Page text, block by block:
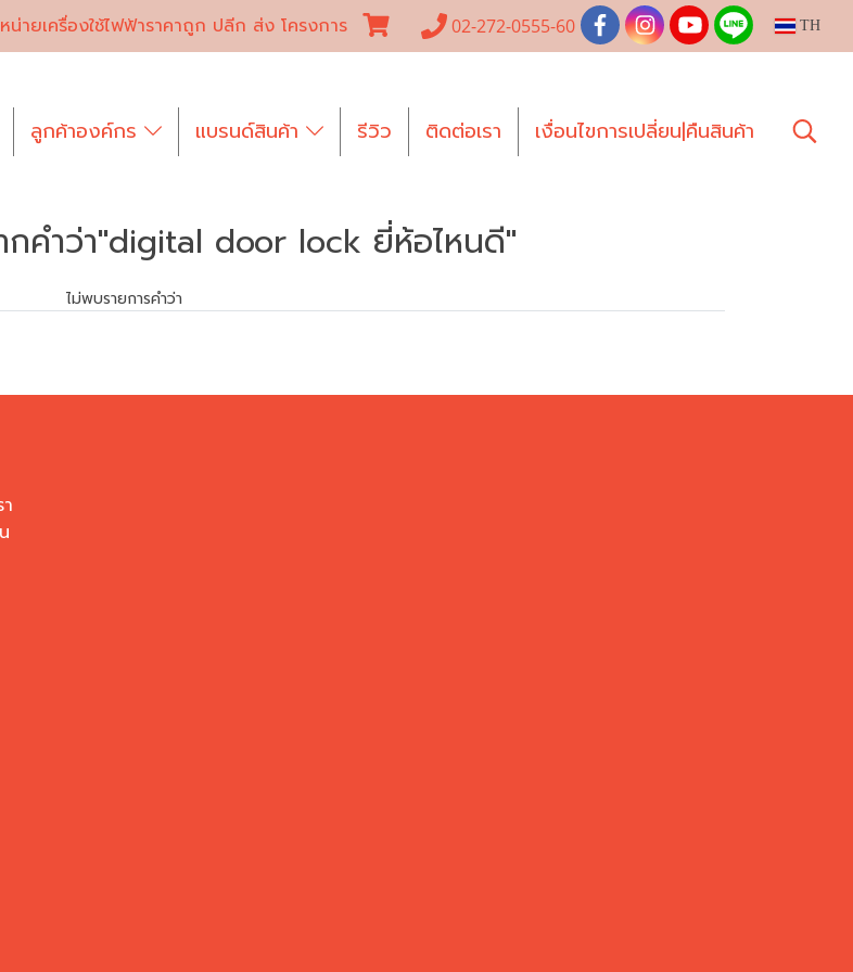
น่ายเครื่องใช้ไฟฟ้าราคาถูก ปลีก ส่ง โครงการ 02-272-0555-60 TH
ลูกค้าองค์กร แบรนด์สินค้า รีวิว ติดต่อเรา เงื่อนไขการเปลี่ยน|คืนสินค้า
คำว่า"digital door lock ยี่ห้อไหนดี"
ไม่พบรายการคำว่า